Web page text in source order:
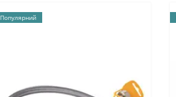
Популярний